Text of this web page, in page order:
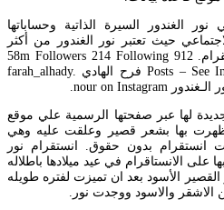
السيرة الذاتية وحساباتها
حيث تعتبر نور الغندور من أكثر
الفنانين شهرة ومتابعة على انستقرام. 58m Followers 214 Following 912
Posts – See Instagram photos and videos from فرح الهادي farah_alhady.
لها عبر صفحتها الرسمية علي موقع
وظهرت بها بشعر قصير وعلقت عليه وهي
انستقرام بدون حقوق. انستقرام نور
على الانستاقرام في عيد ميلادها باطلاله
الأسود بعد ان تميزت لفتره طويله
الاشقر والاسود ووجدت نور.